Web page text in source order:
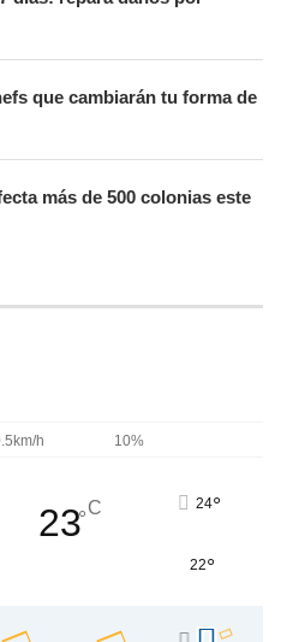
que cambiarán tu forma de
más de 500 colonias este
h 10%
23°C 24°
22°